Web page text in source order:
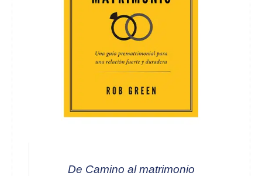
De Camino al matrimonio